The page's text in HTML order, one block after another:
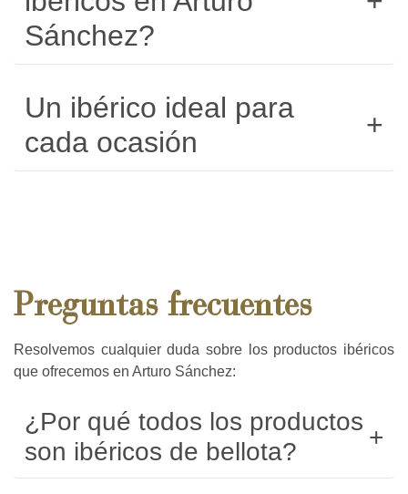
Sánchez?
Un ibérico ideal para
cada ocasión
Preguntas frecuentes
Resolvemos cualquier duda sobre los productos ibéricos
que ofrecemos en Arturo Sánchez:
¿Por qué todos los productos
son ibéricos de bellota?